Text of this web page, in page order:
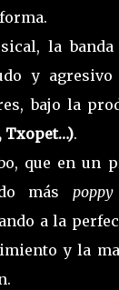
la
y
bajo la
Txopet…).
que en un
más poppy
a la
y la